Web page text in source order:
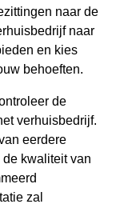
naar de
naar
en kies
behoeften.
de
verhuisbedrijf.
eerdere
kwaliteit van
zal